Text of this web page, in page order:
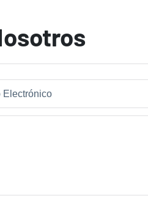
Electrónico